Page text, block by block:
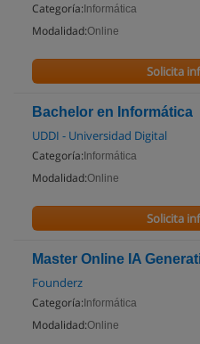
Categoría: Informática
Modalidad:Online
Solicita
Bachelor en Informática
UDDI - Universidad Digital
Categoría: Informática
Modalidad:Online
Solicita
Master Online IA
Founderz
Categoría: Informática
Modalidad:Online